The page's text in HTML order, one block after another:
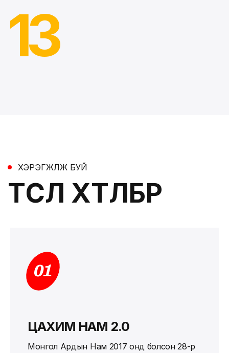
13
ХЭРЭГЖҮҮЛЖ БУЙ
ТӨСӨЛ ХӨТӨЛБӨР
01
ЦАХИМ НАМ 2.0
Монгол Ардын Нам 2017 онд болсон 28-р